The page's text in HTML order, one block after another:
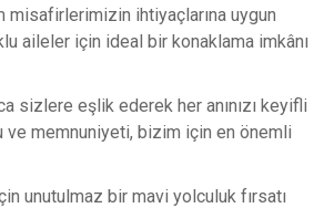
misafirlerimizin ihtiyaçlarına uygun
aileler için ideal bir konaklama imkânı
sizlere eşlik ederek her anınızı keyifli
memnuniyeti, bizim için en önemli
unutulmaz bir mavi yolculuk fırsatı